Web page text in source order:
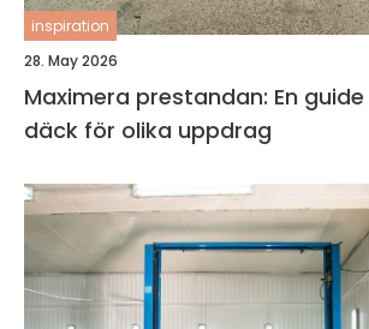
inspiration
28. May 2026
Maximera prestandan: En
däck för olika uppdrag